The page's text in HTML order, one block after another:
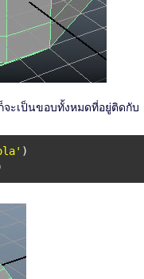
จะเป็นขอบทั้งหมดที่อยู่ติดกับ
)